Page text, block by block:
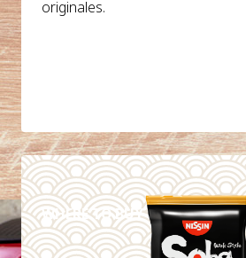
originales.
WHERE TO BUY
DETAILS